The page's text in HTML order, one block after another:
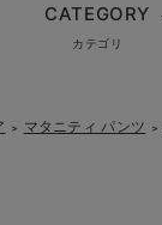
CATEGORY
カテゴリ
＞ マタニティ パンツ ＞